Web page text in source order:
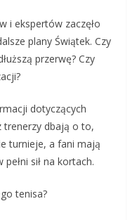
i ekspertów zaczęło
plany Świątek. Czy
przerwę? Czy
dotyczących
trenerzy dbają o to,
turnieje, a fani mają
sił na kortach.
tenisa?